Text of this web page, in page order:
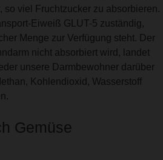
so viel Fruchtzucker zu absorbieren.
Eiweiß GLUT-5 zuständig,
Menge zur Verfügung steht. Der
nicht absorbiert wird, landet
unsere Darmbewohner darüber
Kohlendioxid, Wasserstoff
Gemüse